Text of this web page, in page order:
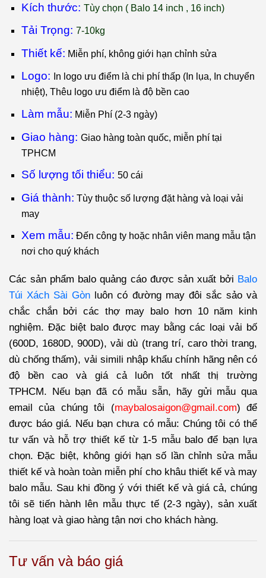
Kích thước: Tùy chọn ( Balo 14 inch , 16 inch)
Tải Trọng: 7-10kg
Thiết kế: Miễn phí, không giới hạn chỉnh sửa
Logo:
n logo ưu điểm là chi phí thấp (In lụa, In chuyển
nhiệt), Thêu logo ưu điểm là độ bền cao
Làm mẫu: Miễn Phí (2-3 ngày)
Giao hàng: Giao hàng toàn quốc, miễn phí tại
TPHCM
Số lượng tối thiểu: 50 cái
Giá thành: Tùy thuộc số lượng đặt hàng và loại vải
may
Xem mẫu: Đến công ty hoặc nhân viên mang mẫu tận
nơi cho quý khách
Các sản phẩm balo quảng cáo được sản xuất bởi Balo
Túi Xách Sài Gòn luôn có đường may đôi sắc sảo và
chắc chắn bởi các thợ may balo hơn 10 năm kinh
nghiệm. Đặc biệt balo được may bằng các loại vải bố
(600D, 1680D, 900D), vải dù (trang trí, caro thời trang,
dù chống thấm), vải simili nhập khẩu chính hãng nên có
độ bền cao và giá cả luôn tốt nhất thị trường
TPHCM. Nếu bạn đã có mẫu sẵn, hãy gửi mẫu qua
email của chúng tôi (maybalosaigon@gmail.com) để
được báo giá. Nếu bạn chưa có mẫu: Chúng tôi có thể
tư vấn và hỗ trợ thiết kế từ 1-5 mẫu balo để bạn lựa
chọn. Đặc biệt, không giới hạn số lần chỉnh sửa mẫu
thiết kế và hoàn toàn miễn phí cho khâu thiết kế và may
balo mẫu. Sau khi đồng ý với thiết kế và giá cả, chúng
tôi sẽ tiến hành lên mẫu thực tế (2-3 ngày), sản xuất
hàng loạt và giao hàng tận nơi cho khách hàng.
Tư vấn và báo giá